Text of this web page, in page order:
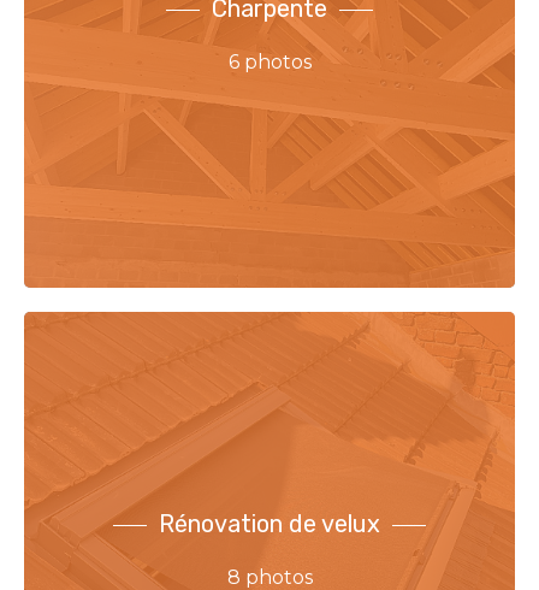
Charpente
6 photos
Rénovation de velux
8 photos